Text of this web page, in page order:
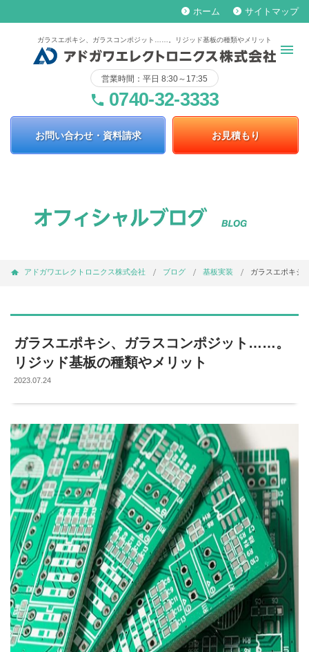
keyboard_arrow_right ホーム keyboard_arrow_right サイトマップ
ガラスエポキシ、ガラスコンポジット……。リジッド基板の種類やメリット
営業時間：平日 8:30～17:35
phone 0740-32-3333
お問い合わせ・資料請求 お見積もり
アドガワエレクトロニクス株式会社 ブログ 基板実装 ガラスエポキシ
ガラスエポキシ、ガラスコンポジット……。
リジッド基板の種類やメリット
2023.07.24